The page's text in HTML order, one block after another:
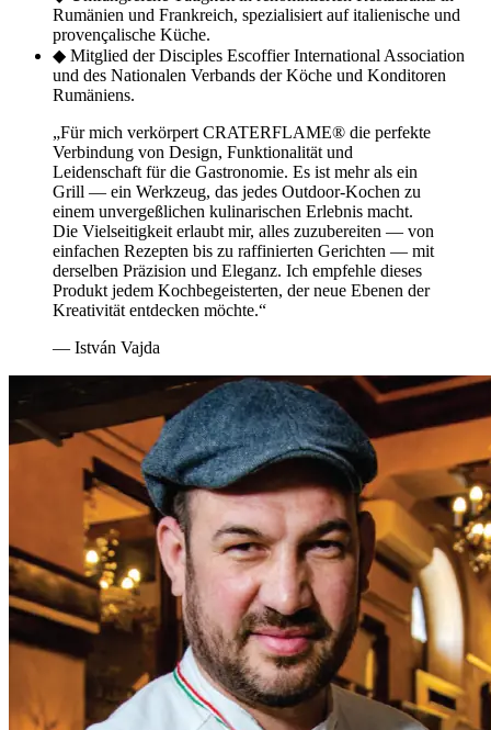
Rumänien und Frankreich, spezialisiert auf italienische und
provençalische Küche.
◆ Mitglied der Disciples Escoffier International Association
und des Nationalen Verbands der Köche und Konditoren
Rumäniens.
„Für mich verkörpert CRATERFLAME® die perfekte
Verbindung von Design, Funktionalität und
Leidenschaft für die Gastronomie. Es ist mehr als ein
Grill — ein Werkzeug, das jedes Outdoor-Kochen zu
einem unvergeßlichen kulinarischen Erlebnis macht.
Die Vielseitigkeit erlaubt mir, alles zuzubereiten — von
einfachen Rezepten bis zu raffinierten Gerichten — mit
derselben Präzision und Eleganz. Ich empfehle dieses
Produkt jedem Kochbegeisterten, der neue Ebenen der
Kreativität entdecken möchte.“
— István Vajda